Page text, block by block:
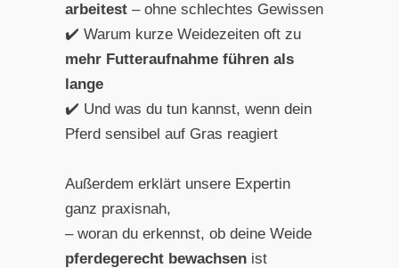
arbeitest– ohne schlechtes Gewissen
✔️ Warum kurze Weidezeiten oft zu
mehr Futteraufnahme führen als
lange
✔️ Und was du tun kannst, wenn dein
Pferd sensibel auf Gras reagiert
Außerdem erklärt unsere Expertin
ganz praxisnah,
– woran du erkennst, ob deine Weide
pferdegerecht bewachsenist